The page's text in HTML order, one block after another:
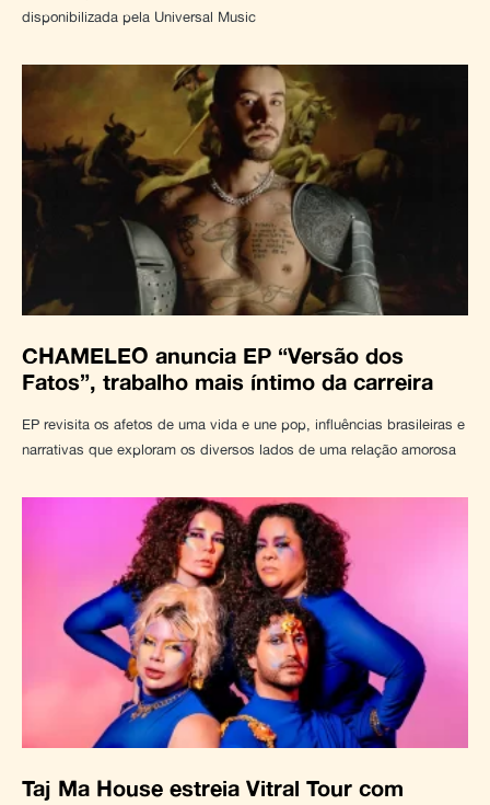
disponibilizada pela Universal Music
CHAMELEO anuncia EP “Versão dos
Fatos”, trabalho mais íntimo da carreira
EP revisita os afetos de uma vida e une pop, influências brasileiras e
narrativas que exploram os diversos lados de uma relação amorosa
Taj Ma House estreia Vitral Tour com